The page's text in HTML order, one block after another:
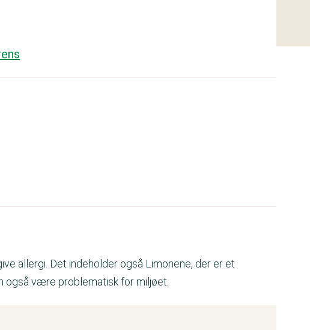
allergi. Det indeholder også Limonene, der er et
også være problematisk for miljøet.